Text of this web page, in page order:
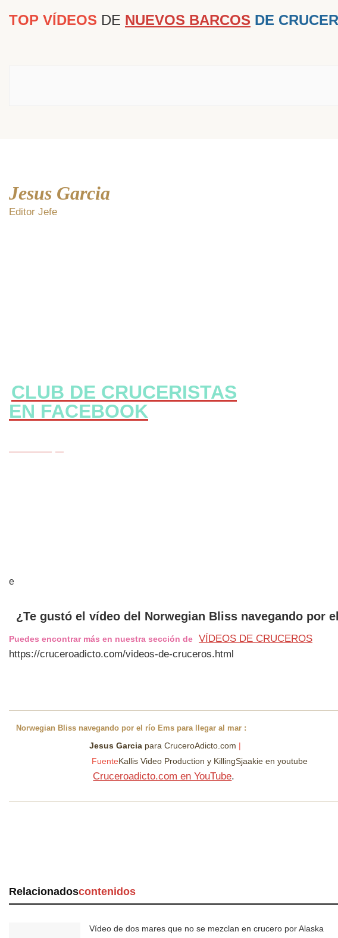
TOP VÍDEOS DE NUEVOS BARCOS DE
Jesus Garcia
Editor Jefe
CLUB DE CRUCERISTAS
EN FACEBOOK
e
¿Te gustó el vídeo del Norwegian Bliss navegando por
Puedes encontrar más en nuestra sección de
VÍDEOS DE CRUCEROS
https://cruceroadicto.com/videos-de-cruceros.html
Norwegian Bliss navegando por el río Ems para llegar al mar :
Jesus Garcia para CruceroAdicto.com |
FuenteKallis Video Production y KillingSjaakie en youtube
Cruceroadicto.com en YouTube.
Relacionadoscontenidos
Vídeo de dos mares que no se mezclan en crucero por Alaska